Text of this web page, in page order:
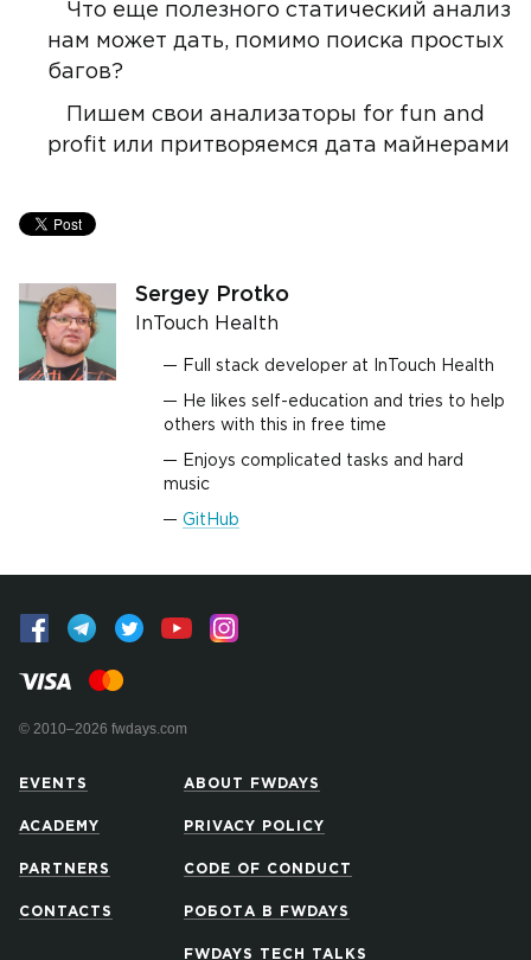
Что еще полезного статический анализ
нам может дать, помимо поиска простых
багов?
Пишем свои анализаторы for fun and
profit или притворяемся дата майнерами
Sergey Protko
InTouch Health
Full stack developer at InTouch Health
He likes self-education and tries to help
others with this in free time
Enjoys complicated tasks and hard
music
GitHub
© 2010–2026 fwdays.com
EVENTS
ACADEMY
PARTNERS
CONTACTS
ABOUT FWDAYS
PRIVACY POLICY
CODE OF CONDUCT
РОБОТА В FWDAYS
FWDAYS TECH TALKS